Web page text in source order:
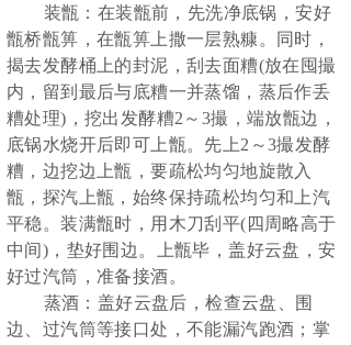
装甑：在装甑前，先洗净底锅，安好
甑桥甑箅，在甑箅上撒一层熟糠。同时，
揭去发酵桶上的封泥，刮去面糟(放在囤撮
内，留到最后与底糟一并蒸馏，蒸后作丢
糟处理)，挖出发酵糟2～3撮，端放甑边，
底锅水烧开后即可上甑。先上2～3撮发酵
糟，边挖边上甑，要疏松均匀地旋散入
甑，探汽上甑，始终保持疏松均匀和上汽
平稳。装满甑时，用木刀刮平(四周略高于
中间)，垫好围边。上甑毕，盖好云盘，安
好过汽筒，准备接酒。
蒸酒：盖好云盘后，检查云盘、围
边、过汽筒等接口处，不能漏汽跑酒；掌